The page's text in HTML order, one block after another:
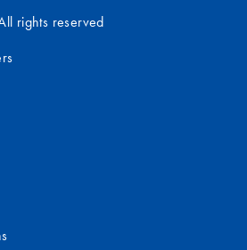
rights reserved